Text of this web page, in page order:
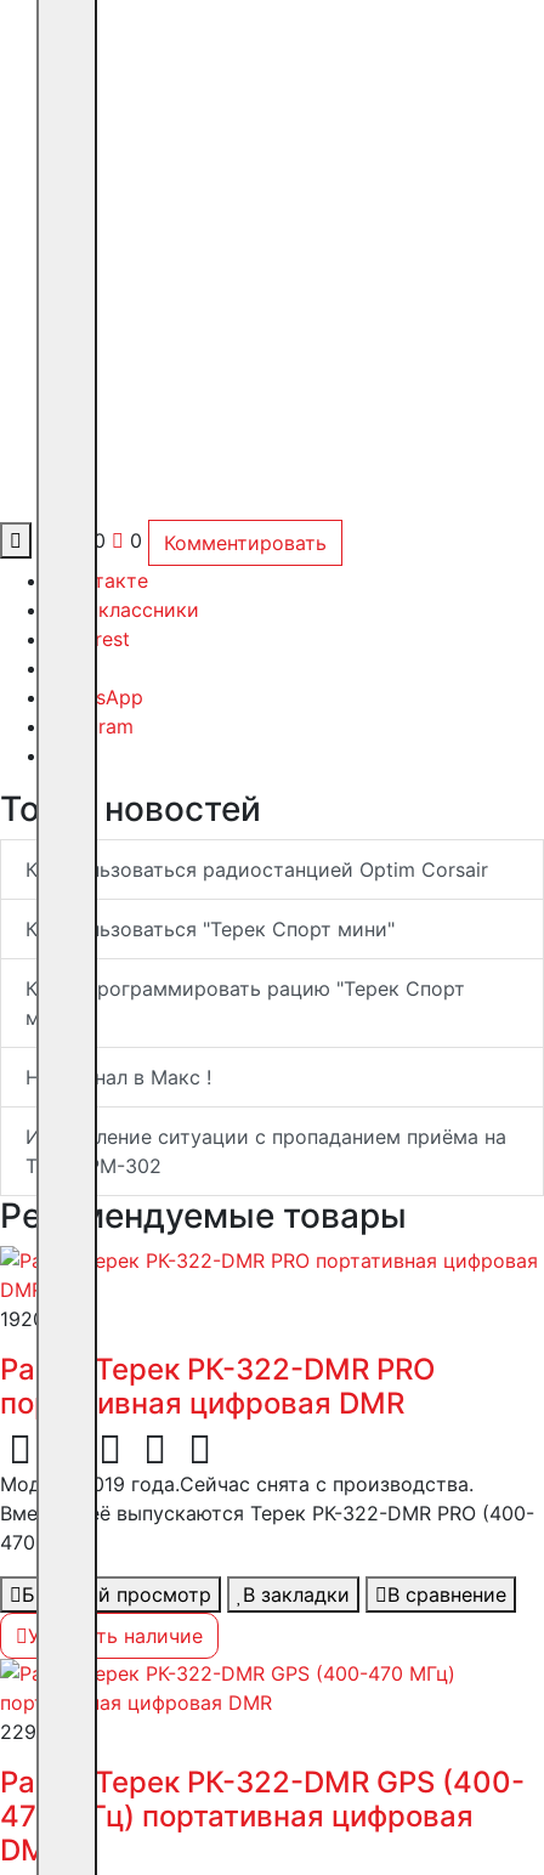
0 0
Комментировать
ВКонтакте
Одноклассники
Pinterest
WhatsApp
Telegram
Топ-5 новостей
Как пользоваться радиостанцией Optim Corsair
Как пользоваться "Терек Спорт мини"
Как запрограммировать рацию "Терек Спорт
мини"
Наш канал в Макс !
Исправление ситуации с пропаданием приёма на
Терек РМ-302
Рекомендуемые товары
19200 ₽
Рация Терек РК-322-DMR PRO
портативная цифровая DMR
Модель 2019 года.Сейчас снята с производства.
Вместо неё выпускаются Терек РК-322-DMR PRO (400-
470 М..
Быстрый просмотр В закладки
В сравнение
Уточнить наличие
22900 ₽
Рация Терек РК-322-DMR GPS (400-
470 МГц) портативная цифровая
DMR